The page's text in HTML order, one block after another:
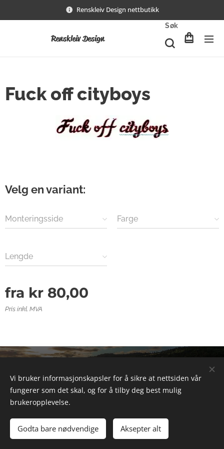
Renskleiv Design nettbutikk
Renskleiv Design
Søk
Fuck off cityboys
Velg en variant:
Monteringsside Farge
Lengde
fra kr 80,00
Pris inkl. MVA
Legg til i handlekurven
Informasjonskapsler
Vi bruker informasjonskapsler for å sikre at nettsiden vår
fungerer som det skal, og for å tilby deg best mulig
brukeropplevelse.
Godta bare nødvendige Aksepter alt